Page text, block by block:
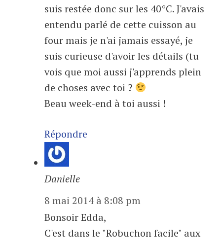
suis restée donc sur les 40°C. J'avais
entendu parlé de cette cuisson au
four mais je n'ai jamais essayé, je
suis curieuse d'avoir les détails (tu
vois que moi aussi j'apprends plein
de choses avec toi ?
Beau week-end à toi aussi !
Répondre
Danielle
8 mai 2014 à 8:08 pm
Bonsoir Edda,
C'est dans le "Robuchon facile" aux